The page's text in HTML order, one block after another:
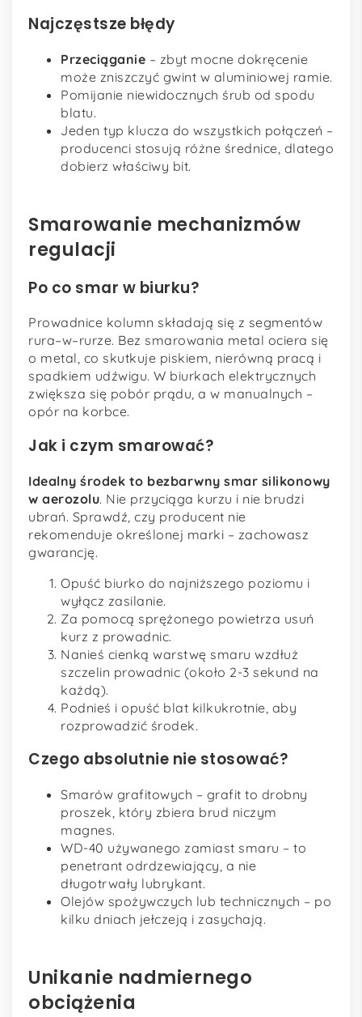
Najczęstsze błędy
Przeciąganie – zbyt mocne dokręcenie
może zniszczyć gwint w aluminiowej ramie.
Pomijanie niewidocznych śrub od spodu
blatu.
Jeden typ klucza do wszystkich połączeń –
producenci stosują różne średnice, dlatego
dobierz właściwy bit.
Smarowanie mechanizmów
regulacji
Po co smar w biurku?
Prowadnice kolumn składają się z segmentów
rura–w–rurze. Bez smarowania metal ociera się
o metal, co skutkuje piskiem, nierówną pracą i
spadkiem udźwigu. W biurkach elektrycznych
zwiększa się pobór prądu, a w manualnych –
opór na korbce.
Jak i czym smarować?
Idealny środek to bezbarwny smar silikonowy
w aerozolu. Nie przyciąga kurzu i nie brudzi
ubrań. Sprawdź, czy producent nie
rekomenduje określonej marki – zachowasz
gwarancję.
Opuść biurko do najniższego poziomu i
wyłącz zasilanie.
Za pomocą sprężonego powietrza usuń
kurz z prowadnic.
Nanieś cienką warstwę smaru wzdłuż
szczelin prowadnic (około 2-3 sekund na
każdą).
Podnieś i opuść blat kilkukrotnie, aby
rozprowadzić środek.
Czego absolutnie nie stosować?
Smarów grafitowych – grafit to drobny
proszek, który zbiera brud niczym
magnes.
WD-40 używanego zamiast smaru – to
penetrant odrdzewiający, a nie
długotrwały lubrykant.
Olejów spożywczych lub technicznych – po
kilku dniach jełczeją i zasychają.
Unikanie nadmiernego
obciążenia